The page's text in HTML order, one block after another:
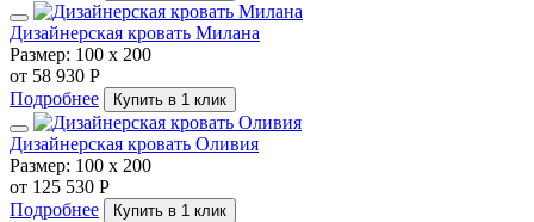
Дизайнерская кровать Милана
Размер: 100 х 200
от 58 930 Р
Подробнее
Купить в 1 клик
Дизайнерская кровать Оливия
Размер: 100 х 200
от 125 530 Р
Подробнее
Купить в 1 клик